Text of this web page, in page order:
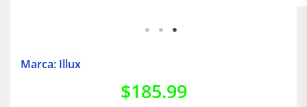
Marca: Illux
$185.99